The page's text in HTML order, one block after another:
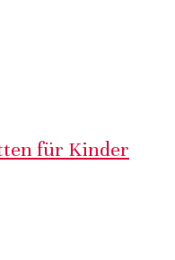
für Kinder